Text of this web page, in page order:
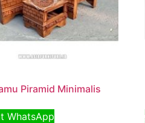
Piramid Minimalis
WhatsApp